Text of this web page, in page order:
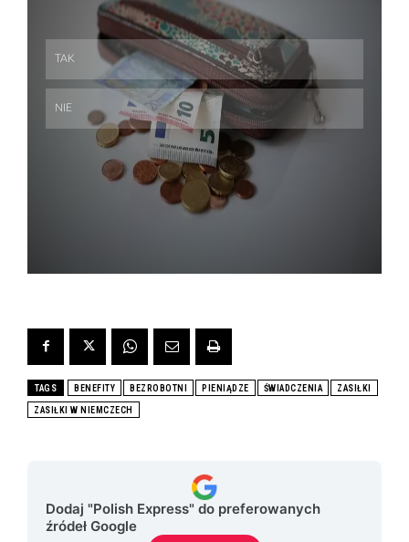
TAGS BENEFITY BEZROBOTNI PIENIĄDZE ŚWIADCZENIA ZASIŁKI
ZASIŁKI W NIEMCZECH
Dodaj "Polish Express" do preferowanych
źródeł Google